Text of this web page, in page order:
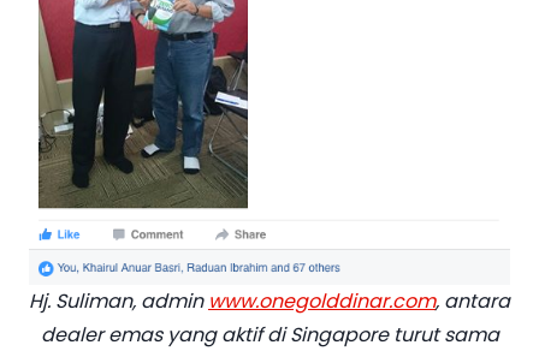
Hj. Suliman, admin www.onegolddinar.com, antara
dealer emas yang aktif di Singapore turut sama